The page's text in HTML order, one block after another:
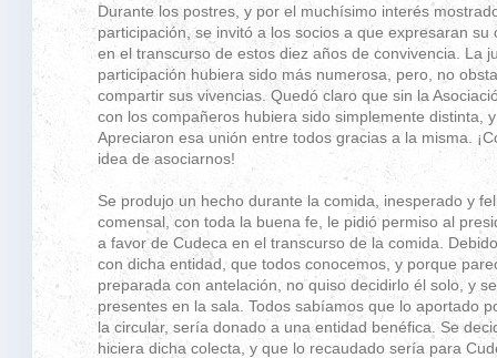
Durante los postres, y por el muchísimo interés
participación, se invitó a los socios a que expresaran
en el transcurso de estos diez años de convivencia. La
participación hubiera sido más numerosa, pero, no
compartir sus vivencias. Quedó claro que sin la
con los compañeros hubiera sido simplemente distinta,
Apreciaron esa unión entre todos gracias a la misma.
idea de asociarnos!
Se produjo un hecho durante la comida, inesperado y
comensal, con toda la buena fe, le pidió permiso al
a favor de Cudeca en el transcurso de la comida.
con dicha entidad, que todos conocemos, y porque
preparada con antelación, no quiso decidirlo él solo, y
presentes en la sala. Todos sabíamos que lo aportado
la circular, sería donado a una entidad benéfica. Se
hiciera dicha colecta, y que lo recaudado sería para